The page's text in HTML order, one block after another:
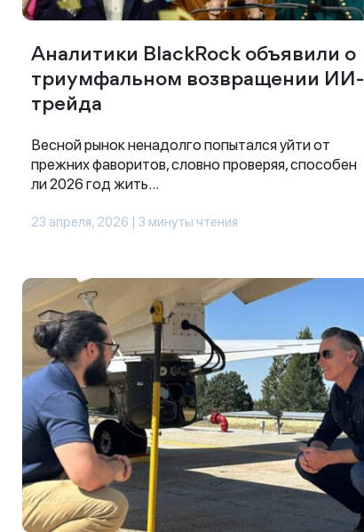
Аналитики BlackRock объявили о
триумфальном возвращении ИИ-
трейда
Весной рынок ненадолго попытался уйти от
прежних фаворитов, словно проверяя, способен
ли 2026 год жить...
23 апреля, 2026 | 3 минуты чтения